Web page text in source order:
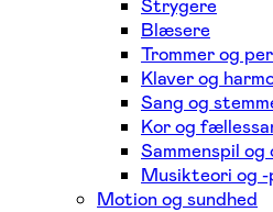
Strygere
Blæsere
Trommer og
Klaver og
Sang og
Kor og
Sammenspil
Musikteori og
Motion og sundhed